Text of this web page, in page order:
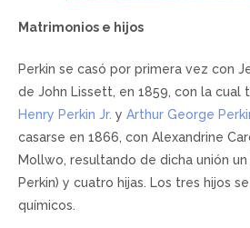
Matrimonios e hijos
Perkin se casó por primera vez con
de John Lissett, en 1859, con la cual
Henry Perkin Jr. y Arthur George
casarse en 1866, con Alexandrine
Mollwo, resultando de dicha unión
Perkin) y cuatro hijas. Los tres hijos
químicos.